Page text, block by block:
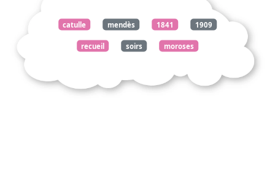
catulle mendès 1841 1909
recueil soirs moroses